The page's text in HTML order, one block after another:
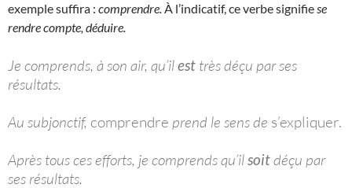
exemple suffira : comprendre.À l’indicatif, ce verbe signifiese
rendre compte, déduire.
Je comprends, à son air, qu’ilest très déçu par ses
résultats.
Au subjonctif, comprendre prend le sens de s’expliquer.
Après tous ces efforts, je comprends qu’ilsoitdéçu par
ses résultats.